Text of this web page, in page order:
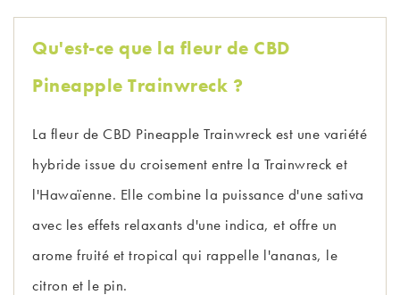
Qu'est-ce que la fleur de CBD
Pineapple Trainwreck ?
La fleur de CBD Pineapple Trainwreck est une variété
hybride issue du croisement entre la Trainwreck et
l'Hawaïenne. Elle combine la puissance d'une sativa
avec les effets relaxants d'une indica, et offre un
arome fruité et tropical qui rappelle l'ananas, le
citron et le pin.